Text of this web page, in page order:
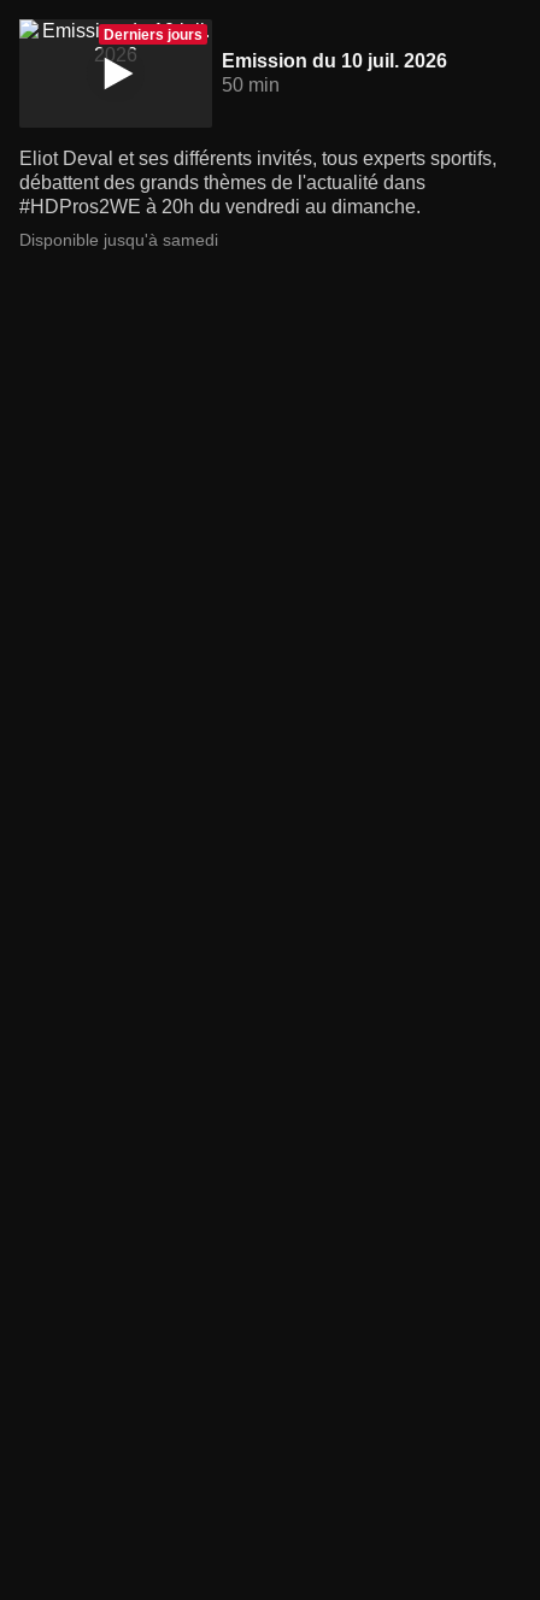
Derniers jours
Emission du 10 juil. 2026
50 min
Eliot Deval et ses différents invités, tous experts sportifs,
débattent des grands thèmes de l'actualité dans
#HDPros2WE à 20h du vendredi au dimanche.
Disponible jusqu'à samedi